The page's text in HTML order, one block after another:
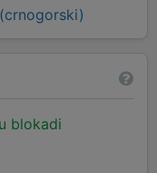
blokadi